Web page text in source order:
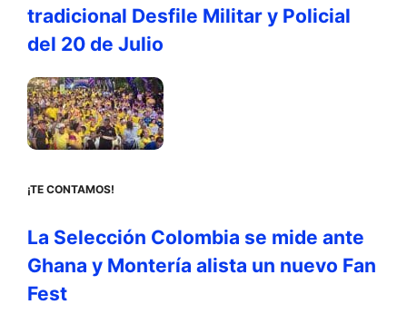
tradicional Desfile Militar y Policial
del 20 de Julio
¡TE CONTAMOS!
La Selección Colombia se mide ante
Ghana y Montería alista un nuevo Fan
Fest